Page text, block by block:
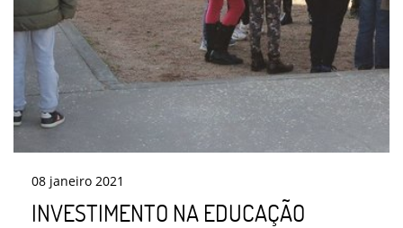
08 janeiro 2021
INVESTIMENTO NA EDUCAÇÃO